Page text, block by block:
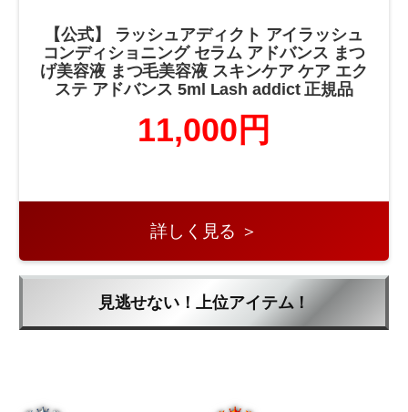
【公式】 ラッシュアディクト アイラッシュ
コンディショニング セラム アドバンス まつ
げ美容液 まつ毛美容液 スキンケア ケア エク
ステ アドバンス 5ml Lash addict 正規品
11,000円
詳しく見る ＞
見逃せない！上位アイテム！